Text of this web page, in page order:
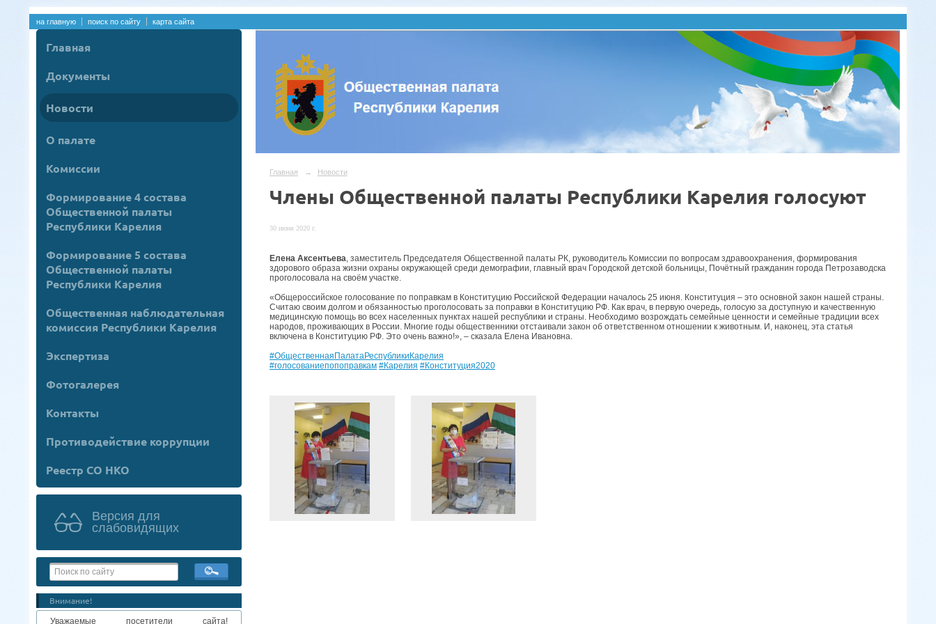
на главную поиск по сайту карта сайта
Главная
Документы
Новости
О палате
Комиссии
Формирование 4 состава
Общественной палаты
Республики Карелия
Формирование 5 состава
Общественной палаты
Республики Карелия
Общественная наблюдательная
комиссия Республики Карелия
Экспертиза
Фотогалерея
Контакты
Противодействие коррупции
Реестр СО НКО
Версия для
слабовидящих
Внимание!
Уважаемые посетители сайта!
Главная → Новости
Члены Общественной палаты Республики Карелия голосуют
30 июня 2020 г.
Елена Аксентьева, заместитель Председателя Общественной палаты РК, руководитель Комиссии по вопросам здравоохранения, формирования
здорового образа жизни охраны окружающей среди демографии, главный врач Городской детской больницы, Почётный гражданин города Петрозаводска
проголосовала на своём участке.
«Общероссийское голосование по поправкам в Конституцию Российской Федерации началось 25 июня. Конституция – это основной закон нашей страны.
Считаю своим долгом и обязанностью проголосовать за поправки в Конституцию РФ. Как врач, в первую очередь, голосую за доступную и качественную
медицинскую помощь во всех населенных пунктах нашей республики и страны. Необходимо возрождать семейные ценности и семейные традиции всех
народов, проживающих в России. Многие годы общественники отстаивали закон об ответственном отношении к животным. И, наконец, эта статья
включена в Конституцию РФ. Это очень важно!», – сказала Елена Ивановна.
#ОбщественнаяПалатаРеспубликиКарелия
#голосованиепопоправкам #Карелия #Конституция2020